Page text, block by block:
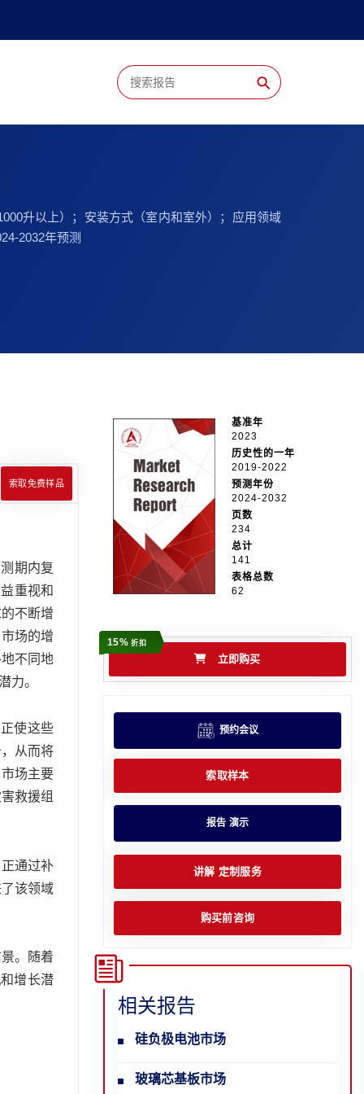
⚲
升以上）；安装方式（室内和室外）；应用领域
2032年预测
索取免费样品
期内复
重视和
不断增
场的增
不同地
力。
使这些
从而将
场主要
救援组
通过补
该领域
。随着
增长潜
基准年
2023
历史性的一年
2019-2022
预测年份
2024-2032
页数
234
总计
141
表格总数
62
15%折扣
立即购买
预约会议
索取样本
报告 演示
讲解 定制服务
购买前咨询
相关报告
硅负极电池市场
玻璃芯基板市场